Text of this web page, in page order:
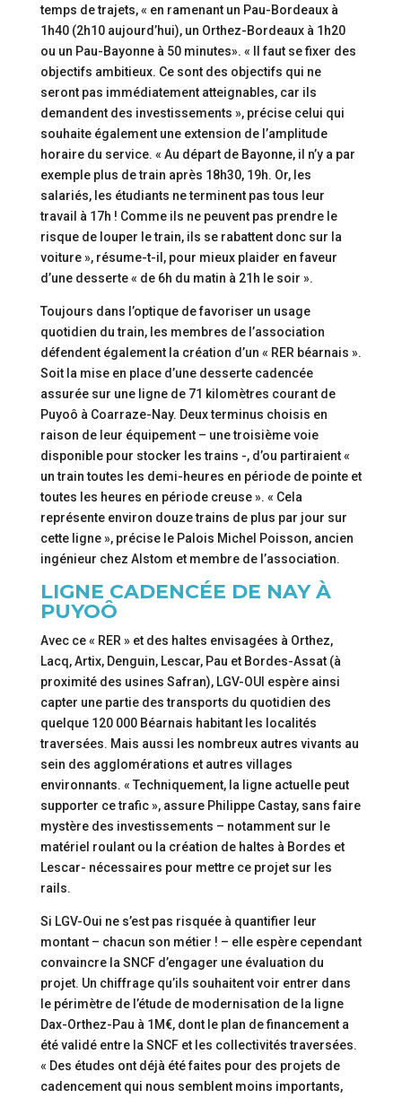
temps de trajets, « en ramenant un Pau-Bordeaux à
1h40 (2h10 aujourd’hui), un Orthez-Bordeaux à 1h20
ou un Pau-Bayonne à 50 minutes». « Il faut se fixer des
objectifs ambitieux. Ce sont des objectifs qui ne
seront pas immédiatement atteignables, car ils
demandent des investissements », précise celui qui
souhaite également une extension de l’amplitude
horaire du service. « Au départ de Bayonne, il n’y a par
exemple plus de train après 18h30, 19h. Or, les
salariés, les étudiants ne terminent pas tous leur
travail à 17h ! Comme ils ne peuvent pas prendre le
risque de louper le train, ils se rabattent donc sur la
voiture », résume-t-il, pour mieux plaider en faveur
d’une desserte « de 6h du matin à 21h le soir ».
Toujours dans l’optique de favoriser un usage
quotidien du train, les membres de l’association
défendent également la création d’un « RER béarnais ».
Soit la mise en place d’une desserte cadencée
assurée sur une ligne de 71 kilomètres courant de
Puyoô à Coarraze-Nay. Deux terminus choisis en
raison de leur équipement – une troisième voie
disponible pour stocker les trains -, d’ou partiraient «
un train toutes les demi-heures en période de pointe et
toutes les heures en période creuse ». « Cela
représente environ douze trains de plus par jour sur
cette ligne », précise le Palois Michel Poisson, ancien
ingénieur chez Alstom et membre de l’association.
LIGNE CADENCÉE DE NAY À
PUYOÔ
Avec ce « RER » et des haltes envisagées à Orthez,
Lacq, Artix, Denguin, Lescar, Pau et Bordes-Assat (à
proximité des usines Safran), LGV-OUI espère ainsi
capter une partie des transports du quotidien des
quelque 120 000 Béarnais habitant les localités
traversées. Mais aussi les nombreux autres vivants au
sein des agglomérations et autres villages
environnants. « Techniquement, la ligne actuelle peut
supporter ce trafic », assure Philippe Castay, sans faire
mystère des investissements – notamment sur le
matériel roulant ou la création de haltes à Bordes et
Lescar- nécessaires pour mettre ce projet sur les
rails.
Si LGV-Oui ne s’est pas risquée à quantifier leur
montant – chacun son métier ! – elle espère cependant
convaincre la SNCF d’engager une évaluation du
projet. Un chiffrage qu’ils souhaitent voir entrer dans
le périmètre de l’étude de modernisation de la ligne
Dax-Orthez-Pau à 1M€, dont le plan de financement a
été validé entre la SNCF et les collectivités traversées.
« Des études ont déjà été faites pour des projets de
cadencement qui nous semblent moins importants,